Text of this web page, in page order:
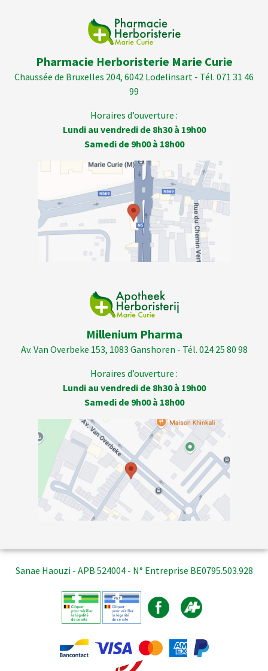
Pharmacie Herboristerie Marie Curie
Chaussée de Bruxelles 204, 6042 Lodelinsart - Tél. 071 31 46
99
Horaires d’ouverture :
Lundi au vendredi de 8h30 à 19h00
Samedi de 9h00 à 18h00
Millenium Pharma
Av. Van Overbeke 153, 1083 Ganshoren - Tél. 024 25 80 98
Horaires d’ouverture :
Lundi au vendredi de 8h30 à 19h00
Samedi de 9h00 à 18h00
Sanae Haouzi - APB 524004 - N° Entreprise BE0795.503.928